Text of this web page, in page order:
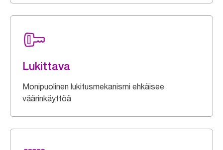
Lukittava
Monipuolinen lukitusmekanismi ehkäisee
väärinkäyttöä